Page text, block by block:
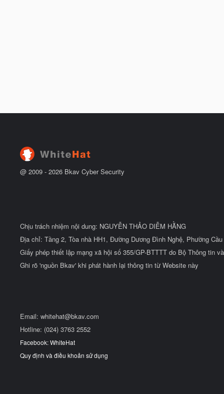
@ 2009 - 2026 Bkav Cyber Security
Chịu trách nhiệm nội dung: NGUYỄN THẢO DIỄM HẰNG
Địa chỉ: Tầng 2, Tòa nhà HH1, Đường Dương Đình Nghệ, Phường
Giấy phép thiết lập mạng xã hội số 355/GP-BTTTT do Bộ Thông tin
Ghi rõ 'nguồn Bkav' khi phát hành lại thông tin từ Website này
Email: whitehat@bkav.com
Hotline: (024) 3763 2552
Facebook: WhiteHat
Quy định và điều khoản sử dụng